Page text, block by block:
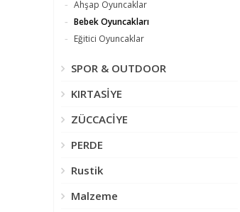
Ahşap Oyuncaklar
Bebek Oyuncakları
Eğitici Oyuncaklar
SPOR & OUTDOOR
KIRTASİYE
ZÜCCACİYE
PERDE
Rustik
Malzeme